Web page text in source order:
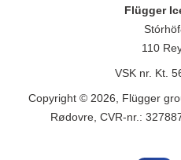
Flügger
110
VSK nr. Kt.
Copyright © 2026, Flügger
Rødovre, CVR-nr.: